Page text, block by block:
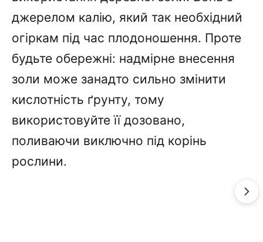
джерелом калію, який так необхідний
огіркам під час плодоношення. Проте
будьте обережні: надмірне внесення
золи може занадто сильно змінити
кислотність ґрунту, тому
використовуйте її дозовано,
поливаючи виключно під корінь
рослини.